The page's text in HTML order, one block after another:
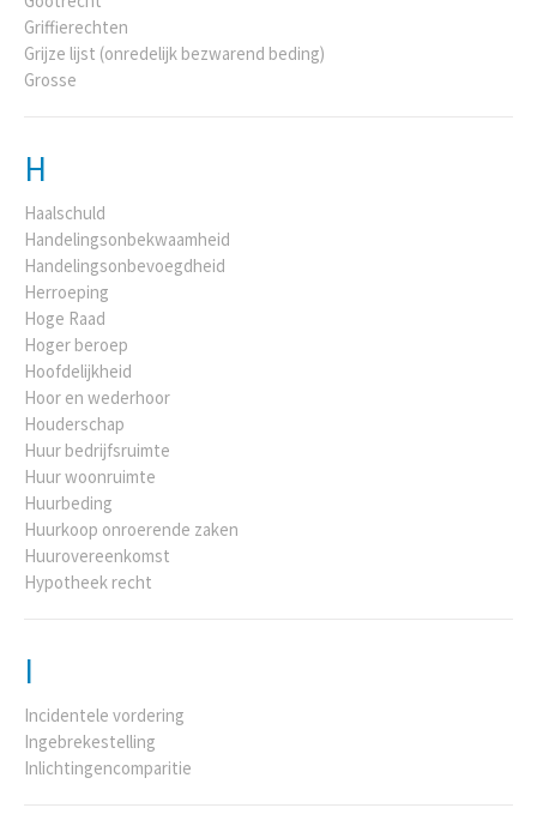
Griffierechten
Grijze lijst (onredelijk bezwarend beding)
Grosse
H
Haalschuld
Handelingsonbekwaamheid
Handelingsonbevoegdheid
Herroeping
Hoge Raad
Hoger beroep
Hoofdelijkheid
Hoor en wederhoor
Houderschap
Huur bedrijfsruimte
Huur woonruimte
Huurbeding
Huurkoop onroerende zaken
Huurovereenkomst
Hypotheek recht
I
Incidentele vordering
Ingebrekestelling
Inlichtingencomparitie